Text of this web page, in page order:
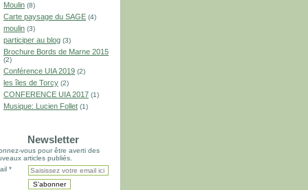
Moulin (8)
Carte paysage du SAGE (4)
moulin (3)
participer au blog (3)
Brochure Bords de Marne 2015
(2)
Conférence UIA 2019 (2)
les îles de Torcy (2)
CONFERENCE UIA 2017 (1)
Musique: Lucien Follet (1)
Newsletter
vous pour être averti des
articles publiés.